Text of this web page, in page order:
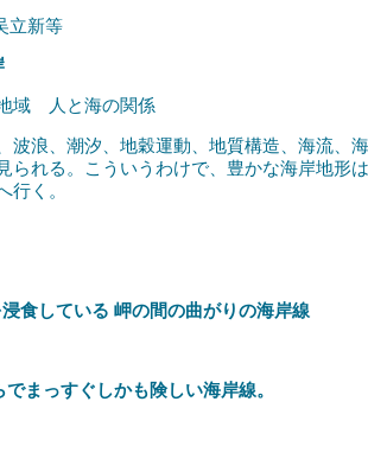
立新等
域 人と海の関係
波浪、潮汐、地穀運動、地質構造、海流、
られる。こういうわけで、豊かな海岸地形
行く。
食している 岬の間の曲がりの海岸線
まっすぐしかも険しい海岸線。